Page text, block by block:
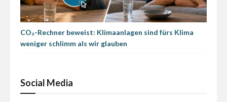
CO₂-Rechner beweist: Klimaanlagen sind fürs Klima
weniger schlimm als wir glauben
Social Media